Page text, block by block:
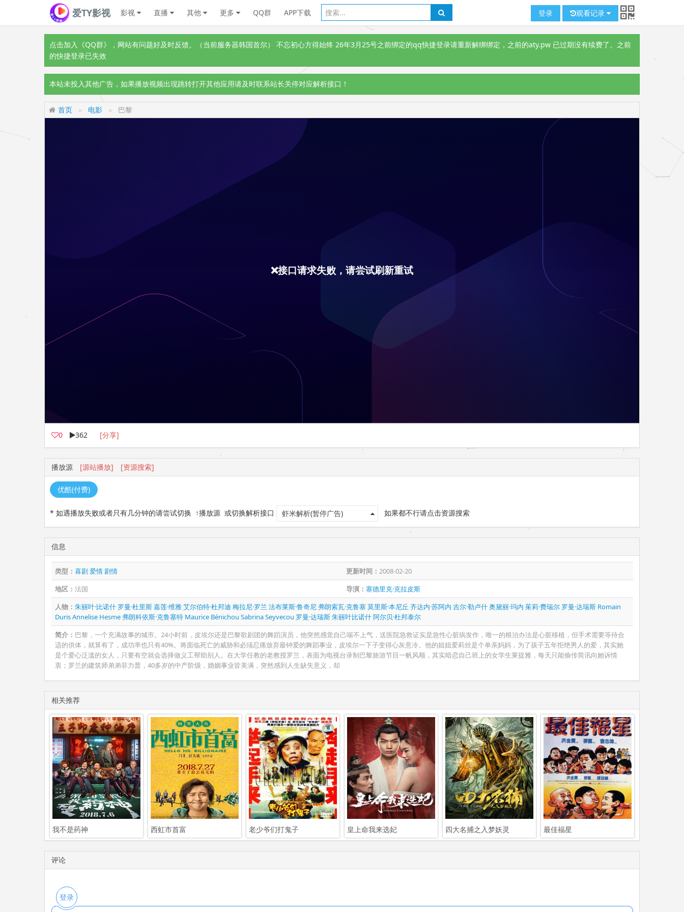
爱TY影视 影视 直播 其他 更多 QQ群 APP下载 登录 观看记录
点击加入《QQ群》
，网站有问题好及时反馈。（当前服务器韩国首尔） 不忘初心方得始终 26年3月25号之前绑定的qq快捷登录请重新解绑绑定，之前的aty.pw 已过期没有续费了。之前
的快捷登录已失效
本站未投入其他广告，如果播放视频出现跳转打开其他应用请及时联系站长关停对应解析接口！
首页 电影 巴黎
0 362 [分享]
播放源 [源站播放] [资源搜索]
优酷(付费)
* 如遇播放失败或者只有几分钟的请尝试切换 ↑播放源 或切换解析接口 虾米解析(暂停广告) 如果都不行请点击资源搜索
信息
类型： 喜剧爱情 剧情 更新时间： 2008-02-20
地区： 法国 导演： 塞德里克·克拉皮斯
人物： 朱丽叶·比诺什 罗曼·杜里斯嘉莲·维雅艾尔伯特·杜邦迪 梅拉尼·罗兰 法布莱斯·鲁奇尼 弗朗索瓦·克鲁塞莫里斯·本尼丘 齐达内·苏阿内 吉尔·勒卢什奥黛丽·玛内 茱莉·费瑞尔 罗曼·达瑞斯 Romain
DurisAnnelise Hesme 弗朗科依斯·克鲁塞特 Maurice Bénichou Sabrina Seyvecou 罗曼·达瑞斯朱丽叶比诺什阿尔贝·杜邦泰尔
简介： 巴黎，一个充满故事的城市。24小时前，皮埃尔还是巴黎歌剧团的舞蹈演员，他突然感觉自己喘不上气，送医院急救证实是急性心脏病发作，唯一的根治办法是心脏移植，但手术需要等待合
适的供体，就算有了，成功率也只有40%。将面临死亡的威胁和必须忍痛放弃最钟爱的舞蹈事业，皮埃尔一下子变得心灰意冷。他的姐姐爱莉丝是个单亲妈妈，为了孩子五年拒绝男人的爱，其实她
是个爱心泛滥的女人，只要有空就会选择做义工帮助别人。在大学任教的老教授罗兰，表面为电视台录制巴黎旅游节目一帆风顺，其实暗恋自己班上的女学生莱提雅，每天只能偷传简讯向她诉情
衷；罗兰的建筑师弟弟菲力普，40多岁的中产阶级，婚姻事业皆美满，突然感到人生缺失意义，却
相关推荐
我不是药神 西虹市首富 老少爷们打鬼子 皇上命我来选妃 四大名捕之入梦妖灵 最佳福星
评论
登录